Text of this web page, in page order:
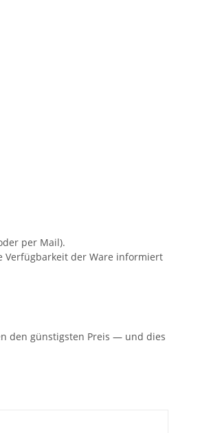
per Mail).
Verfügbarkeit der Ware informiert
den günstigsten Preis — und dies